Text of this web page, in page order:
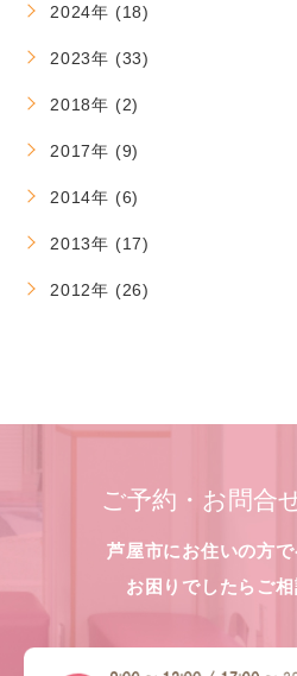
2024年 (18)
2023年 (33)
2018年 (2)
2017年 (9)
2014年 (6)
2013年 (17)
2012年 (26)
ご予約・お問合
芦屋市にお住いの方
お困りでしたらご相